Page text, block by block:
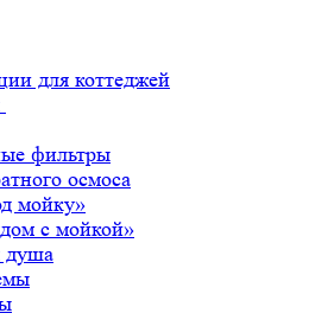
для коттеджей
фильтры
осмоса
мойку»
с мойкой»
душа